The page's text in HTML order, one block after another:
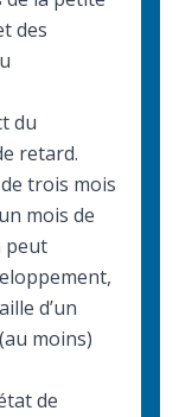
des
du
retard.
trois mois
mois de
peut
d’un
moins)
de